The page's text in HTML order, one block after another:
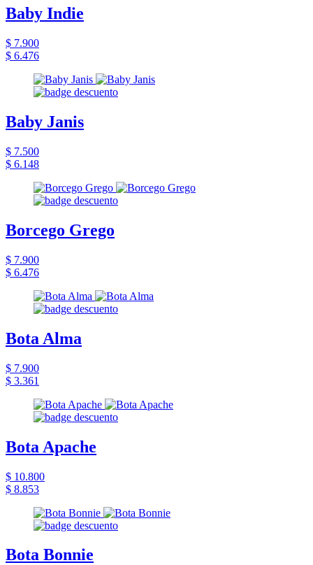
Baby Indie
$ 7.900
$ 6.476
Baby Janis
$ 7.500
$ 6.148
Borcego Grego
$ 7.900
$ 6.476
Bota Alma
$ 7.900
$ 3.361
Bota Apache
$ 10.800
$ 8.853
Bota Bonnie